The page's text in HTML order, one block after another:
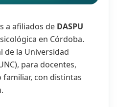
a afiliados de DASPU
en Córdoba.
de la Universidad
para docentes,
con distintas